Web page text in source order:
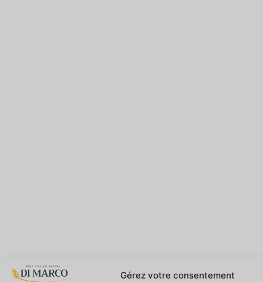
Gérez votre consentement